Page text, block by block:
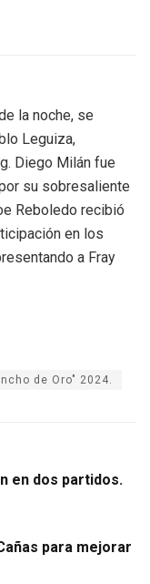
la noche, se
Leguiza,
Diego Milán fue
su sobresaliente
Reboledo recibió
en los
a Fray
de Oro" 2024.
en dos partidos.
para mejorar